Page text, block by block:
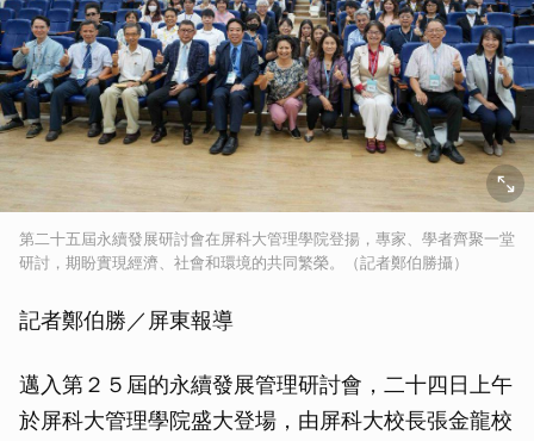
第二十五屆永續發展研討會在屏科大管理學院登揚，專家、學者齊聚一堂
研討，期盼實現經濟、社會和環境的共同繁榮。（記者鄭伯勝攝）
記者鄭伯勝／屏東報導
邁入第２５屆的永續發展管理研討會，二十四日上午
於屏科大管理學院盛大登場，由屏科大校長張金龍校